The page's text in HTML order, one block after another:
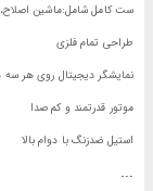
ست کامل شامل:ماشین
طراحی تمام فلزی
نمایشگر دیجیتال روی هر سه
موتور قدرتمند و کم صدا
استیل ضدزنگ با دوام بالا
باطری قدرتمند با زمان استفاده
...